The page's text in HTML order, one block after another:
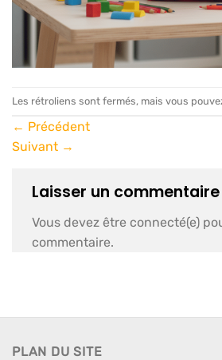
Les rétroliens sont fermés, mais vous
← Précédent
Suivant →
Laisser un commentaire
Vous devez être connecté(e)
commentaire.
PLAN DU SITE